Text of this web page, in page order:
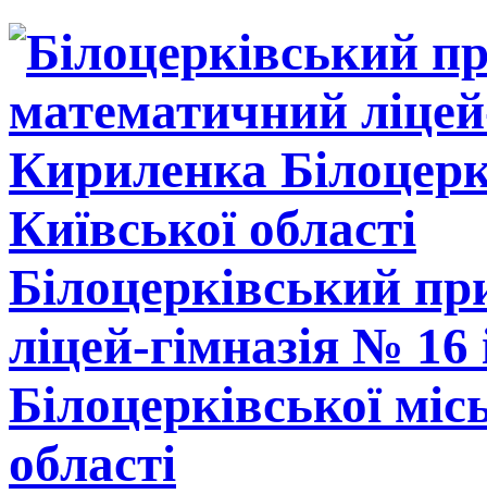
Білоцерківський
ліцей-гімназія №
Білоцерківської
області